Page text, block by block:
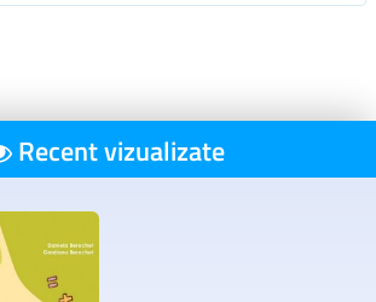
Recent vizualizate